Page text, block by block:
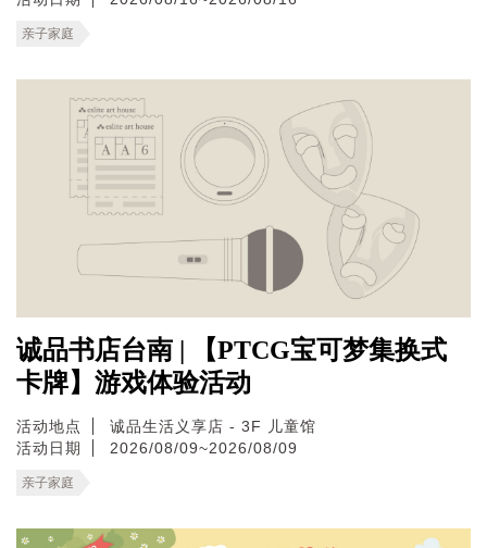
亲子家庭
诚品书店台南 | 【PTCG宝可梦集换式
卡牌】游戏体验活动
活动地点
诚品生活义享店 - 3F 儿童馆
活动日期
2026/08/09~2026/08/09
亲子家庭